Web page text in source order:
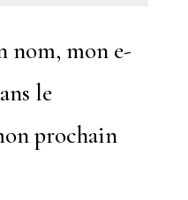
nom, mon e-
le
prochain